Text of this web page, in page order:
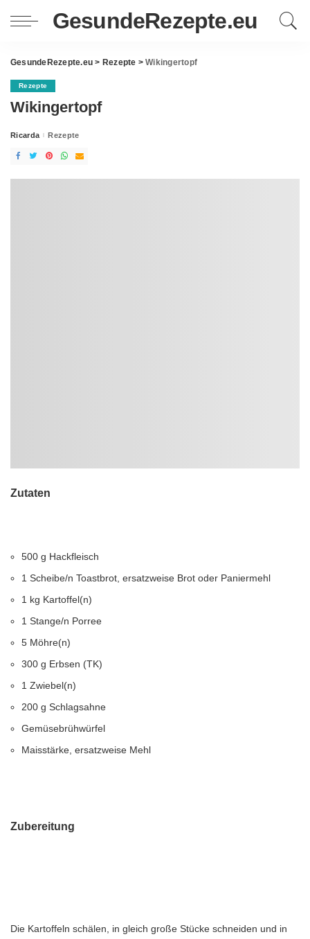
GesundeRezepte.eu
GesundeRezepte.eu > Rezepte >Wikingertopf
Rezepte
Wikingertopf
Posted
Ricarda Rezepte
Zutaten
500 g Hackfleisch
1 Scheibe/n Toastbrot, ersatzweise Brot oder Paniermehl
1 kg Kartoffel(n)
1 Stange/n Porree
5 Möhre(n)
300 g Erbsen (TK)
1 Zwiebel(n)
200 g Schlagsahne
Gemüsebrühwürfel
Maisstärke, ersatzweise Mehl
Zubereitung
Die Kartoffeln schälen, in gleich große Stücke schneiden und in